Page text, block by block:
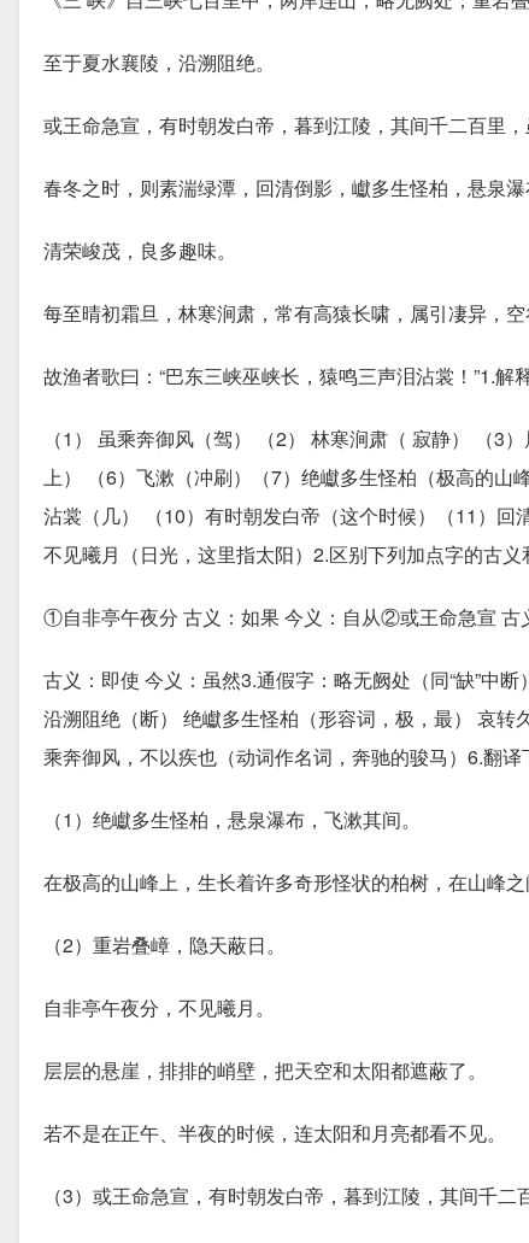
至于夏水襄陵，沿溯阻绝。
或王命急宣，有时朝发白帝，暮到江陵，其间千二百里，
春冬之时，则素湍绿潭，回清倒影，巘多生怪柏，悬泉瀑
清荣峻茂，良多趣味。
每至晴初霜旦，林寒涧肃，常有高猿长啸，属引凄异，空
故渔者歌曰：“巴东三峡巫峡长，猿鸣三声泪沾裳！”1.解
（1） 虽乘奔御风（驾） （2） 林寒涧肃（ 寂静） （3
上） （6）飞漱（冲刷）（7）绝巘多生怪柏（极高的山
沾裳（几） （10）有时朝发白帝（这个时候）（11）回
不见曦月（日光，这里指太阳）2.区别下列加点字的古义
①自非亭午夜分 古义：如果 今义：自从②或王命急宣 古
古义：即使 今义：虽然3.通假字：略无阙处（同“缺”中
沿溯阻绝（断） 绝巘多生怪柏（形容词，极，最） 哀
乘奔御风，不以疾也（动词作名词，奔驰的骏马）6.翻译
（1）绝巘多生怪柏，悬泉瀑布，飞漱其间。
在极高的山峰上，生长着许多奇形怪状的柏树，在山峰之
（2）重岩叠嶂，隐天蔽日。
自非亭午夜分，不见曦月。
层层的悬崖，排排的峭壁，把天空和太阳都遮蔽了。
若不是在正午、半夜的时候，连太阳和月亮都看不见。
（3）或王命急宣，有时朝发白帝，暮到江陵，其间千二